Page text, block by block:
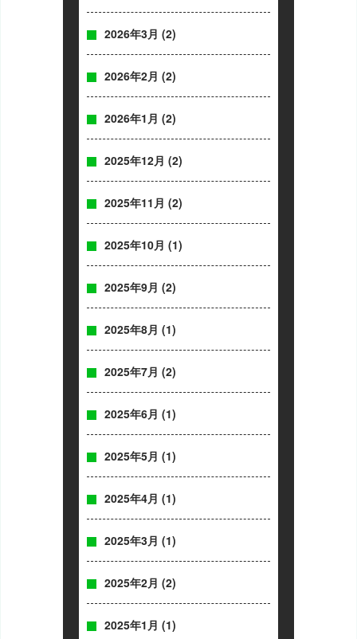
2026年3月 (2)
2026年2月 (2)
2026年1月 (2)
2025年12月 (2)
2025年11月 (2)
2025年10月 (1)
2025年9月 (2)
2025年8月 (1)
2025年7月 (2)
2025年6月 (1)
2025年5月 (1)
2025年4月 (1)
2025年3月 (1)
2025年2月 (2)
2025年1月 (1)